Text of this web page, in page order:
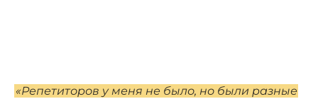
«Репетиторов у меня не было, но были разные